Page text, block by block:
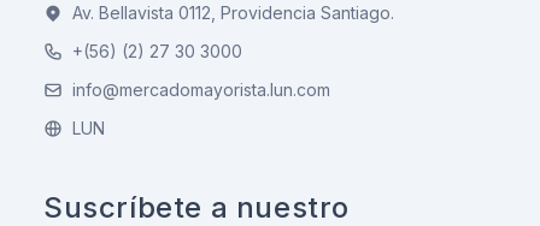
Av. Bellavista 0112, Providencia Santiago.
+(56) (2) 27 30 3000
info@mercadomayorista.lun.com
LUN
Suscríbete a nuestro